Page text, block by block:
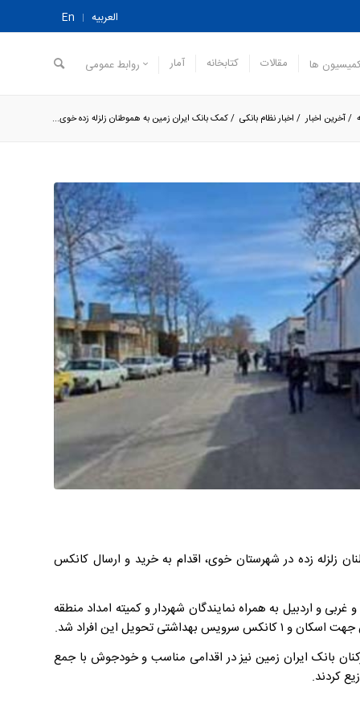
العربیه En
ها مقالات کتابخانه آمار روابط عمومی
/آخرین اخبار / اخبار نظام بانکی /کمک بانک ایران زمین به هموطنان زلزله زده خوی...
زلزله زده در شهرستان خوی، اقدام به خرید و ارسال کانکس
و اردبیل به همراه نمایندگان شهردار و کمیته امداد منطقه
بانک ایران زمین نیز در اقدامی مناسب و خودجوش با جمع